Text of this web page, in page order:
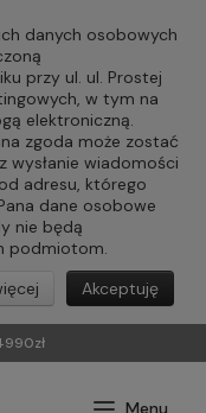
danych osobowych
przy ul. ul. Prostej
w tym na
elektroniczną.
zgoda może zostać
wiadomości
adresu, którego
dane osobowe
nie będą
podmiotom.
Akceptuję